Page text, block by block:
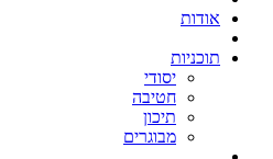
אודות
תוכניות
יסודי
חטיבה
תיכון
מבוגרים